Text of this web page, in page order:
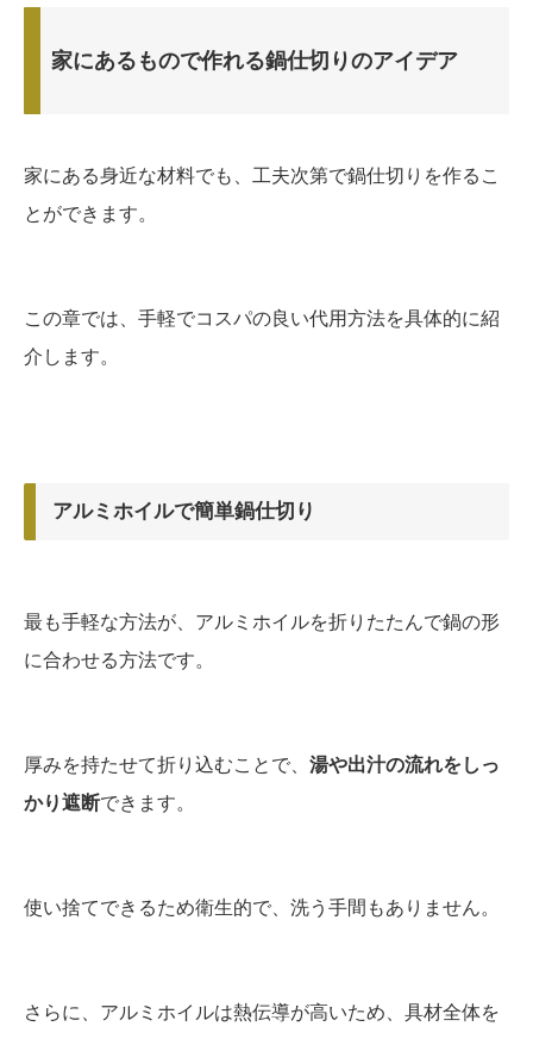
家にあるもので作れる鍋仕切りのアイデア
家にある身近な材料でも、工夫次第で鍋仕切りを作るこ
とができます。
この章では、手軽でコスパの良い代用方法を具体的に紹
介します。
アルミホイルで簡単鍋仕切り
最も手軽な方法が、アルミホイルを折りたたんで鍋の形
に合わせる方法です。
厚みを持たせて折り込むことで、 湯や出汁の流れをしっ
かり遮断できます。
使い捨てできるため衛生的で、洗う手間もありません。
さらに、アルミホイルは熱伝導が高いため、具材全体を